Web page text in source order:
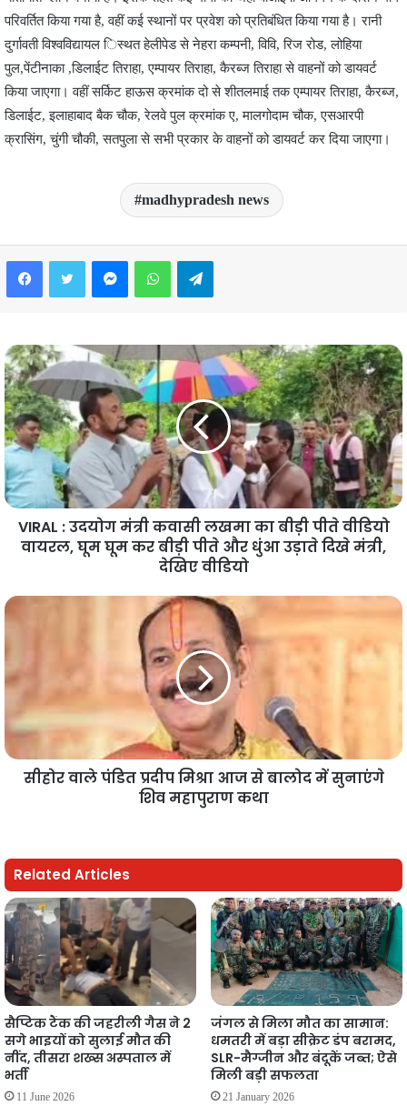
परिवर्तित किया गया है, वहीं कई स्थानों पर प्रवेश को प्रतिबंधित किया गया है। रानी
दुर्गावती विश्वविद्यायल िस्थत हेलीपेड से नेहरा कम्पनी, विवि, रिज रोड, लोहिया
पुल,पेंटीनाका ,डिलाईट तिराहा, एम्पायर तिराहा, कैरब्ज तिराहा से वाहनों को डायवर्ट
किया जाएगा। वहीं सर्किट हाऊस क्रमांक दो से शीतलमाई तक एम्पायर तिराहा, कैरब्ज,
डिलाईट, इलाहाबाद बैक चौक, रेलवे पुल क्रमांक ए, मालगोदाम चौक, एसआरपी
क्रासिंग, चुंगी चौकी, सतपुला से सभी प्रकार के वाहनों को डायवर्ट कर दिया जाएगा।
madhypradesh news
FacebookTwitter MessengerWhatsAppTelegram
VIRAL : उदयोग मंत्री कवासी लखमा का बीड़ी पीते वीडियो
वायरल, घूम घूम कर बीड़ी पीते और धुंआ उड़ाते दिखे मंत्री,
देखिए वीडियो
सीहोर वाले पंडित प्रदीप मिश्रा आज से बालोद में सुनाएंगे
शिव महापुराण कथा
Related Articles
सैप्टिक टैंक की जहरीली गैस ने 2
सगे भाइयों को सुलाई मौत की
नींद, तीसरा शख्स अस्पताल में
भर्ती
11 June 2026
जंगल से मिला मौत का सामान:
धमतरी में बड़ा सीक्रेट डंप बरामद,
SLR-मैग्जीन और बंदूकें जब्त; ऐसे
मिली बड़ी सफलता
21 January 2026